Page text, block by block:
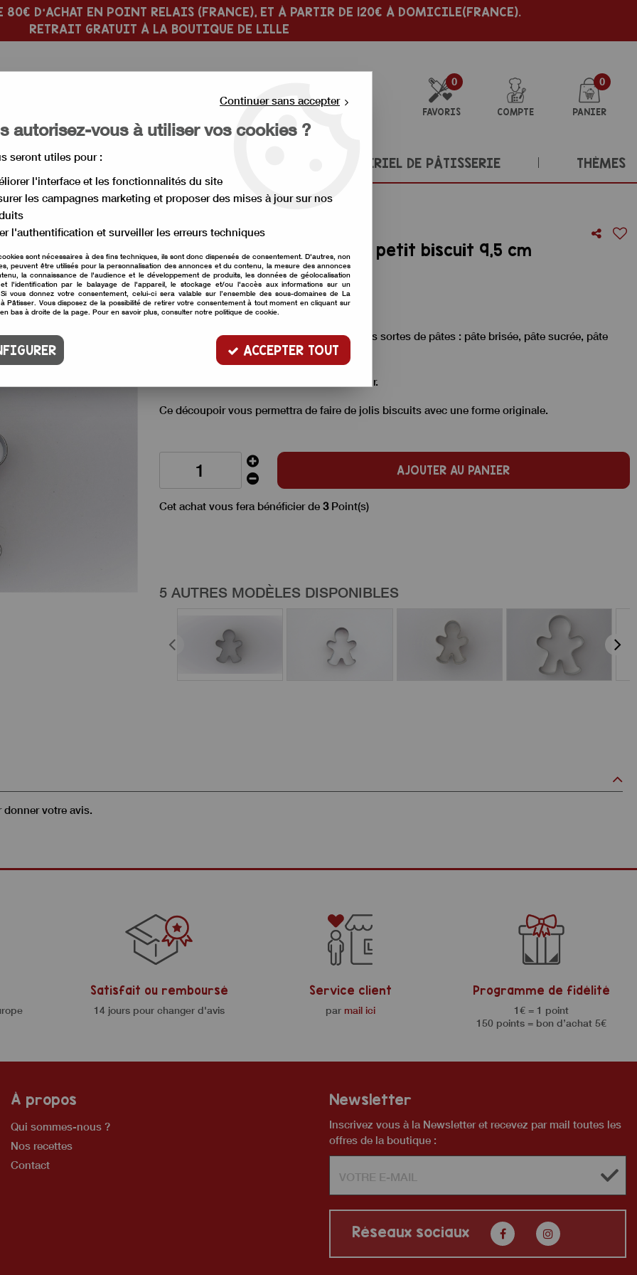
D'ACHAT EN POINT RELAIS (FRANCE), ET À PARTIR DE 120€ À DOMICILE(FRANCE).
RETRAIT GRATUIT À LA BOUTIQUE DE LILLE
0
FAVORIS COMPTE
0
PANIER
MATÉRIEL DE PÂTISSERIE THÈMES
>emporte pièce bonhomme petit biscuit 9,5 cm
emporte pièce bonhomme petit biscuit 9,5 cm
Soyez le premier à donner votre avis !
3,00 €TTC
Emporte pièce en inox pour découper toutes sortes de pâtes : pâte brisée, pâte sucrée, pâte
d'amandes et même pâte à modeler !
Il mesure 9 cm sur 7,5 cm, 1,5 cm de hauteur.
Ce découpoir vous permettra de faire de jolis biscuits avec une forme originale.
AJOUTER AU PANIER
Cet achat vous fera bénéficier de 3Point(s)
5 AUTRES MODÈLES DISPONIBLES
votre avis.
Satisfait ou remboursé
14 jours pour changer d'avis
Service client
par mail ici
Programme de fidélité
1€ = 1 point
150 points = bon d’achat 5€
À propos
Qui sommes-nous ?
Nos recettes
Contact
Newsletter
Inscrivez vous à la Newsletter et recevez par mail toutes les
offres de la boutique :
Réseaux sociaux
Continuer sans accepter
autorisez-vous à utiliser vos cookies ?
seront utiles pour :
l'interface et les fonctionnalités du site
les campagnes marketing et proposer des mises à jour sur nos
l'authentification et surveiller les erreurs techniques
sont nécessaires à des fins techniques, ils sont donc dispensés de consentement. D'autres, non
peuvent être utilisés pour la personnalisation des annonces et du contenu, la mesure des annonces
la connaissance de l'audience et le développement de produits, les données de géolocalisation
l'identification par le balayage de l'appareil, le stockage et/ou l'accès aux informations sur un
vous donnez votre consentement, celui-ci sera valable sur l’ensemble des sous-domaines de La
Pâtisser. Vous disposez de la possibilité de retirer votre consentement à tout moment en cliquant sur
bas à droite de la page. Pour en savoir plus, consulter notre politique de cookie.
ACCEPTER TOUT